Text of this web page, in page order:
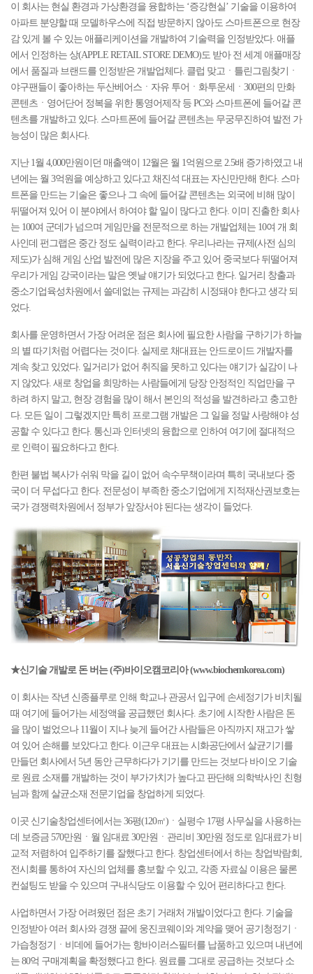
이 회사는 현실 환경과 가상환경을 융합하는 ‘증강현실’ 기술을 이용하여
아파트 분양할 때 모델하우스에 직접 방문하지 않아도 스마트폰으로 현장
감 있게 볼 수 있는 애플리케이션을 개발하여 기술력을 인정받았다. 애플
에서 인정하는 상(APPLE RETAIL STORE DEMO)도 받아 전 세계 애플매장
에서 품질과 브랜드를 인정받은 개발업체다. 클럽 맞고ㆍ틀린그림찾기ㆍ
야구팬들이 좋아하는 두산베어스ㆍ자유 투어ㆍ화투운세ㆍ300편의 만화
콘텐츠ㆍ영어단어 정복을 위한 통영어제작 등 PC와 스마트폰에 들어갈 콘
텐츠를 개발하고 있다. 스마트폰에 들어갈 콘텐츠는 무궁무진하여 발전 가
능성이 많은 회사다.
지난 1월 4,000만원이던 매출액이 12월은 월 1억원으로 2.5배 증가하였고 내
년에는 월 3억원을 예상하고 있다고 채진석 대표는 자신만만해 한다. 스마
트폰을 만드는 기술은 좋으나 그 속에 들어갈 콘텐츠는 외국에 비해 많이
뒤떨어져 있어 이 분야에서 하여야 할 일이 많다고 한다. 이미 진출한 회사
는 100여 군데가 넘으며 게임만을 전문적으로 하는 개발업체는 10여 개 회
사인데 펀그랩은 중간 정도 실력이라고 한다. 우리나라는 규제(사전 심의
제도)가 심해 게임 산업 발전에 많은 지장을 주고 있어 중국보다 뒤떨어져
우리가 게임 강국이라는 말은 옛날 얘기가 되었다고 한다. 일거리 창출과
중소기업육성차원에서 쓸데없는 규제는 과감히 시정돼야 한다고 생각 되
었다.
회사를 운영하면서 가장 어려운 점은 회사에 필요한 사람을 구하기가 하늘
의 별 따기처럼 어렵다는 것이다. 실제로 채대표는 안드로이드 개발자를
계속 찾고 있었다. 일거리가 없어 취직을 못하고 있다는 얘기가 실감이 나
지 않았다. 새로 창업을 희망하는 사람들에게 당장 안정적인 직업만을 구
하려 하지 말고, 현장 경험을 많이 해서 본인의 적성을 발견하라고 충고한
다. 모든 일이 그렇겠지만 특히 프로그램 개발은 그 일을 정말 사랑해야 성
공할 수 있다고 한다. 통신과 인터넷의 융합으로 인하여 여기에 절대적으
로 인력이 필요하다고 한다.
한편 불법 복사가 쉬워 막을 길이 없어 속수무책이라며 특히 국내보다 중
국이 더 무섭다고 한다. 전문성이 부족한 중소기업에게 지적재산권보호는
국가 경쟁력차원에서 정부가 앞장서야 된다는 생각이 들었다.
★신기술 개발로 돈 버는 (주)바이오캠코리아 (www.biochemkorea.com)
이 회사는 작년 신종플루로 인해 학교나 관공서 입구에 손세정기가 비치될
때 여기에 들어가는 세정액을 공급했던 회사다. 초기에 시작한 사람은 돈
을 많이 벌었으나 11월이 지나 늦게 들어간 사람들은 아직까지 재고가 쌓
여 있어 손해를 보았다고 한다. 이근우 대표는 시화공단에서 살균기기를
만들던 회사에서 5년 동안 근무하다가 기기를 만드는 것보다 바이오 기술
로 원료 소재를 개발하는 것이 부가가치가 높다고 판단해 의학박사인 친형
님과 함께 살균소재 전문기업을 창업하게 되었다.
이곳 신기술창업센터에서는 36평(120㎡)ㆍ실평수 17평 사무실을 사용하는
데 보증금 570만원ㆍ월 임대료 30만원ㆍ관리비 30만원 정도로 임대료가 비
교적 저렴하여 입주하기를 잘했다고 한다. 창업센터에서 하는 창업박람회,
전시회를 통하여 자신의 업체를 홍보할 수 있고, 각종 자료실 이용은 물론
컨설팅도 받을 수 있으며 구내식당도 이용할 수 있어 편리하다고 한다.
사업하면서 가장 어려웠던 점은 초기 거래처 개발이었다고 한다. 기술을
인정받아 여러 회사와 경쟁 끝에 웅진코웨이와 계약을 맺어 공기청정기ㆍ
가습청정기ㆍ비데에 들어가는 항바이러스필터를 납품하고 있으며 내년에
는 80억 구매계획을 확정했다고 한다. 원료를 그대로 공급하는 것보다 소